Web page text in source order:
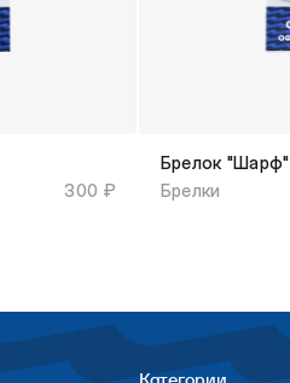
300 ₽
Брелок "Шарф"
Брелки